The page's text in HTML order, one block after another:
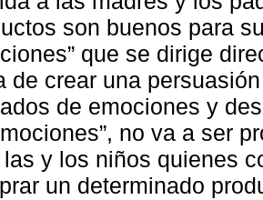
son buenos para
que se dirige
de crear una
de emociones y
no va a ser
y los niños quienes
un determinado